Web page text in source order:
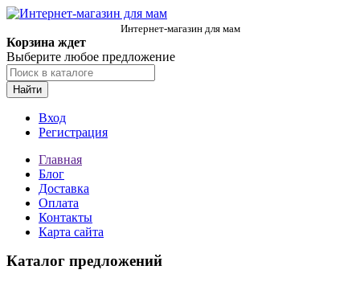
Интернет-магазин для мам
Корзина ждет
Выберите любое предложение
Найти
Вход
Регистрация
Главная
Блог
Доставка
Оплата
Контакты
Карта сайта
Каталог предложений